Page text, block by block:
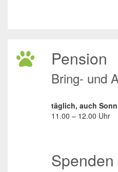
Pension
Bring- und
täglich, auch
11.00 – 12.00 Uhr
Spenden